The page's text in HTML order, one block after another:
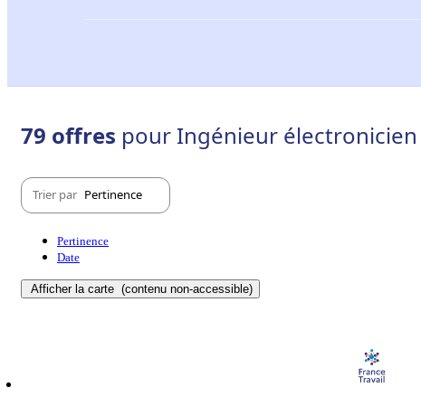
79 offres pour Ingénieur électronicien
Trier par Pertinence
Pertinence
Date
Afficher la carte (contenu non-accessible)